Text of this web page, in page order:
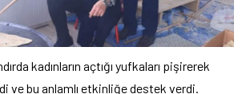
kadınların açtığı yufkaları pişirerek
ve bu anlamlı etkinliğe destek verdi.